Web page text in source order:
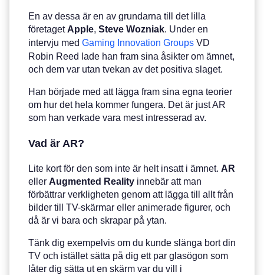
En av dessa är en av grundarna till det lilla
företaget Apple, Steve Wozniak. Under en
intervju med Gaming Innovation Groups VD
Robin Reed lade han fram sina åsikter om ämnet,
och dem var utan tvekan av det positiva slaget.
Han började med att lägga fram sina egna teorier
om hur det hela kommer fungera. Det är just AR
som han verkade vara mest intresserad av.
Vad är AR?
Lite kort för den som inte är helt insatt i ämnet. AR
eller Augmented Reality innebär att man
förbättrar verkligheten genom att lägga till allt från
bilder till TV-skärmar eller animerade figurer, och
då är vi bara och skrapar på ytan.
Tänk dig exempelvis om du kunde slänga bort din
TV och istället sätta på dig ett par glasögon som
låter dig sätta ut en skärm var du vill i